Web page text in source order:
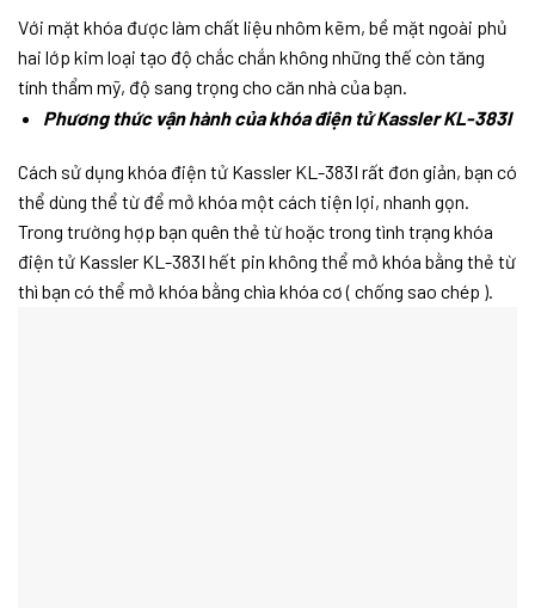
Với mặt khóa được làm chất liệu nhôm kẽm, bề mặt ngoài phủ
hai lớp kim loại tạo độ chắc chắn không những thế còn tăng
tính thẩm mỹ, độ sang trọng cho căn nhà của bạn.
Phương thức vận hành của khóa điện tửKassler KL-383I
Cách sử dụng khóa điện tử Kassler KL-383I rất đơn giản, bạn có
thể dùng thể từ để mở khóa một cách tiện lợi, nhanh gọn.
Trong trường hợp bạn quên thẻ từ hoặc trong tình trạng khóa
điện tử Kassler KL-383I hết pin không thể mở khóa bằng thẻ từ
thì bạn có thể mở khóa bằng chìa khóa cơ ( chống sao chép ).